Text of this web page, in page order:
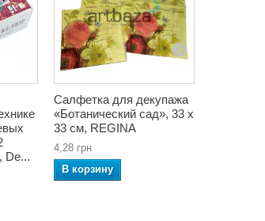
De...
Салфетка для декупажа
«Ботанический сад», 33 x
33 см, REGINA
4,28 грн
В корзину